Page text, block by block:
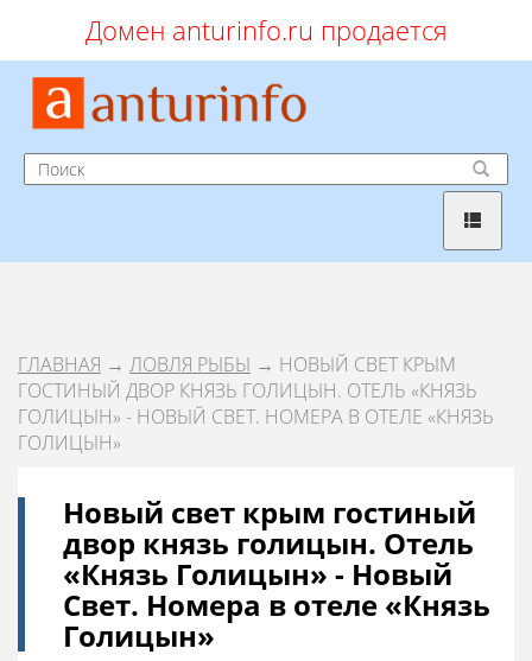
Домен anturinfo.ru продается
ГЛАВНАЯ → ЛОВЛЯ РЫБЫ → НОВЫЙ СВЕТ КРЫМ
ГОСТИНЫЙ ДВОР КНЯЗЬ ГОЛИЦЫН. ОТЕЛЬ «КНЯЗЬ
ГОЛИЦЫН» - НОВЫЙ СВЕТ. НОМЕРА В ОТЕЛЕ «КНЯЗЬ
ГОЛИЦЫН»
Новый свет крым гостиный
двор князь голицын. Отель
«Князь Голицын» - Новый
Свет. Номера в отеле «Князь
Голицын»